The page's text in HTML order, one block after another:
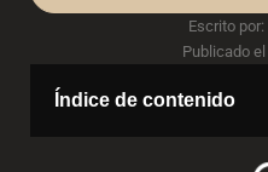
Escrito por:
Publicado el
Índice de contenido